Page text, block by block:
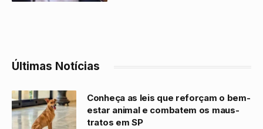
Últimas Notícias
Conheça as leis que reforçam o bem-
estar animal e combatem os maus-
tratos em SP